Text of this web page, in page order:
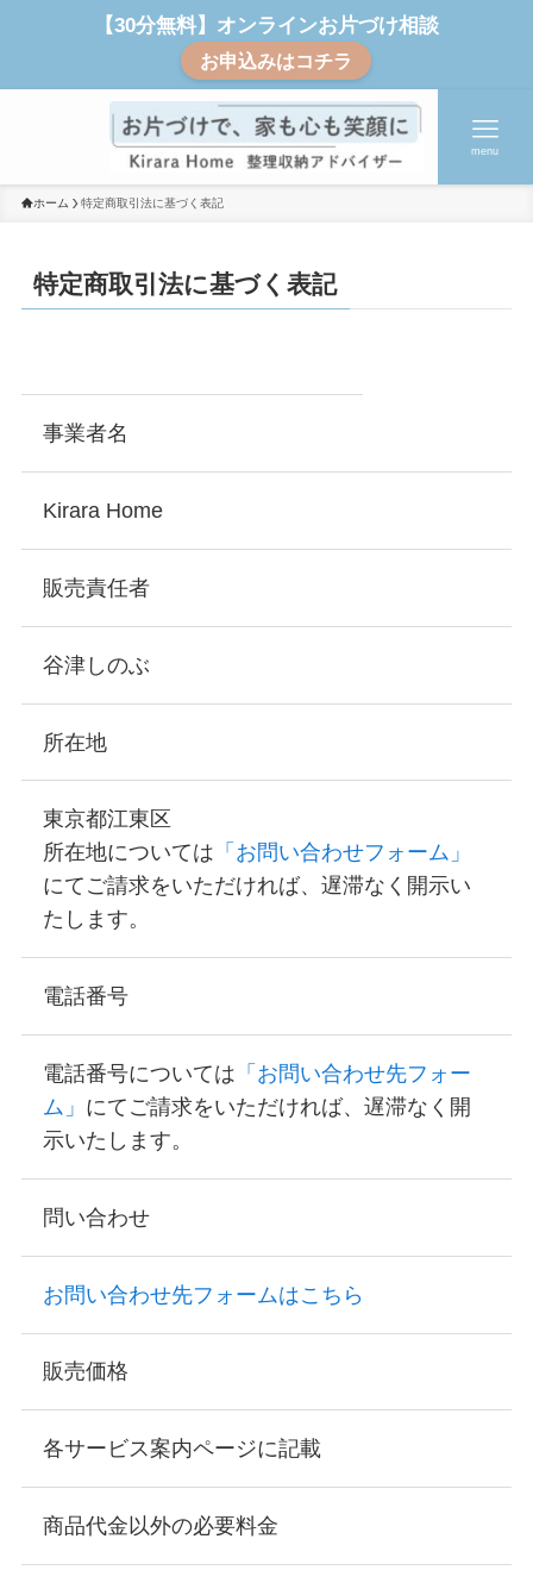
【30分無料】オンラインお片づけ相談
お申込みはコチラ
menu
ホーム 特定商取引法に基づく表記
特定商取引法に基づく表記
事業者名
Kirara Home
販売責任者
谷津しのぶ
所在地
東京都江東区
所在地については 「お問い合わせフォーム」
にてご請求をいただければ、遅滞なく開示い
たします。
電話番号
電話番号については 「お問い合わせ先フォー
ム」 にてご請求をいただければ、遅滞なく開
示いたします。
問い合わせ
お問い合わせ先フォームはこちら
販売価格
各サービス案内ページに記載
商品代金以外の必要料金